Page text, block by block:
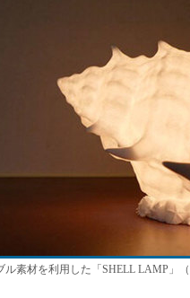
ル素材を利用した「SHELL LAMP」